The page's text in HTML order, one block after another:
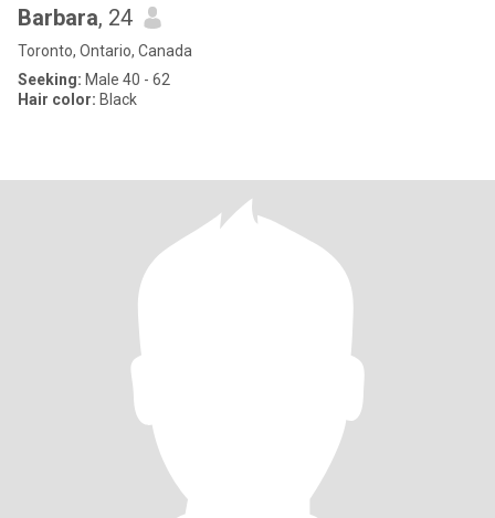
Barbara, 24
Toronto, Ontario, Canada
Seeking: Male 40 - 62
Hair color: Black